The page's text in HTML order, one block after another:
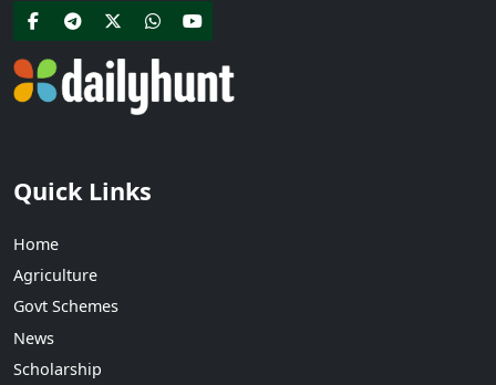
Quick Links
Home
Agriculture
Govt Schemes
News
Scholarship